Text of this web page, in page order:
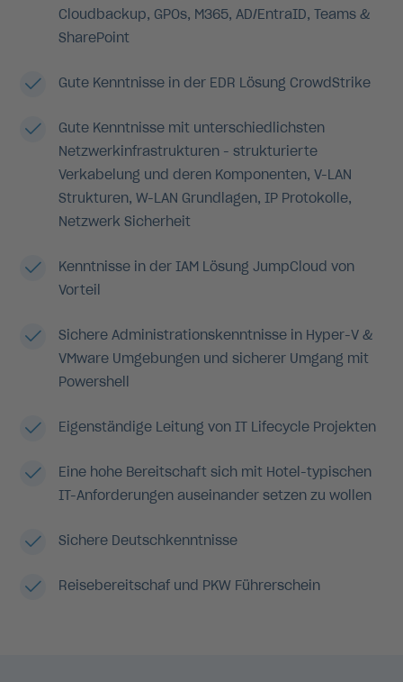
Cloudbackup, GPOs, M365, AD/EntraID, Teams &
SharePoint
Gute Kenntnisse in der EDR Lösung CrowdStrike
Gute Kenntnisse mit unterschiedlichsten
Netzwerkinfrastrukturen - strukturierte
Verkabelung und deren Komponenten, V-LAN
Strukturen, W-LAN Grundlagen, IP Protokolle,
Netzwerk Sicherheit
Kenntnisse in der IAM Lösung JumpCloud von
Vorteil
Sichere Administrationskenntnisse in Hyper-V &
VMware Umgebungen und sicherer Umgang mit
Powershell
Eigenständige Leitung von IT Lifecycle Projekten
Eine hohe Bereitschaft sich mit Hotel-typischen
IT-Anforderungen auseinander setzen zu wollen
Sichere Deutschkenntnisse
Reisebereitschaf und PKW Führerschein